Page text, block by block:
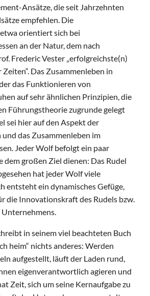
Ansätze, die seit Jahrzehnten
empfehlen. Die
orientiert sich bei
an der Natur, dem nach
Frederic Vester „erfolgreichste(n)
Das Zusammenleben in
das Funktionieren von
auf sehr ähnlichen Prinzipien, die
Führungstheorie zugrunde gelegt
sei hier auf den Aspekt der
das Zusammenleben im
Jeder Wolf befolgt ein paar
dem großen Ziel dienen: Das Rudel
hat jeder Wolf viele
entsteht ein dynamisches Gefüge,
die Innovationskraft des Rudels bzw.
Unternehmens.
in seinem viel beachteten Buch
heim“ nichts anderes: Werden
aufgestellt, läuft der Laden rund,
eigenverantwortlich agieren und
Zeit, sich um seine Kernaufgabe zu